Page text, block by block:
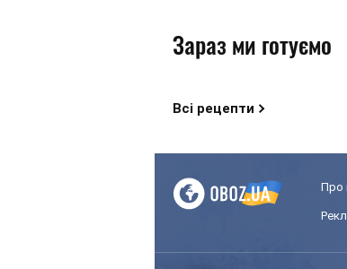
Зараз ми готуємо
Всі рецепти
Про